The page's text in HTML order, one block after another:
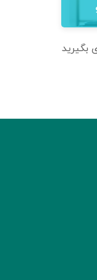
بگیرید